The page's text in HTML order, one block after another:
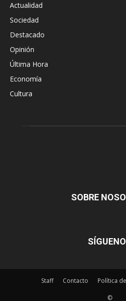
Actualidad
Sociedad
Destacado
Opinión
Última Hora
Economía
Cultura
SOBRE
Staff Contacto Política
©